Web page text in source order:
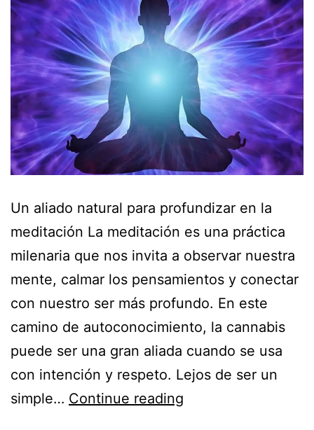
Un aliado natural para profundizar en la
meditación La meditación es una práctica
milenaria que nos invita a observar nuestra
mente, calmar los pensamientos y conectar
con nuestro ser más profundo. En este
camino de autoconocimiento, la cannabis
puede ser una gran aliada cuando se usa
con intención y respeto. Lejos de ser un
simple… Continue reading